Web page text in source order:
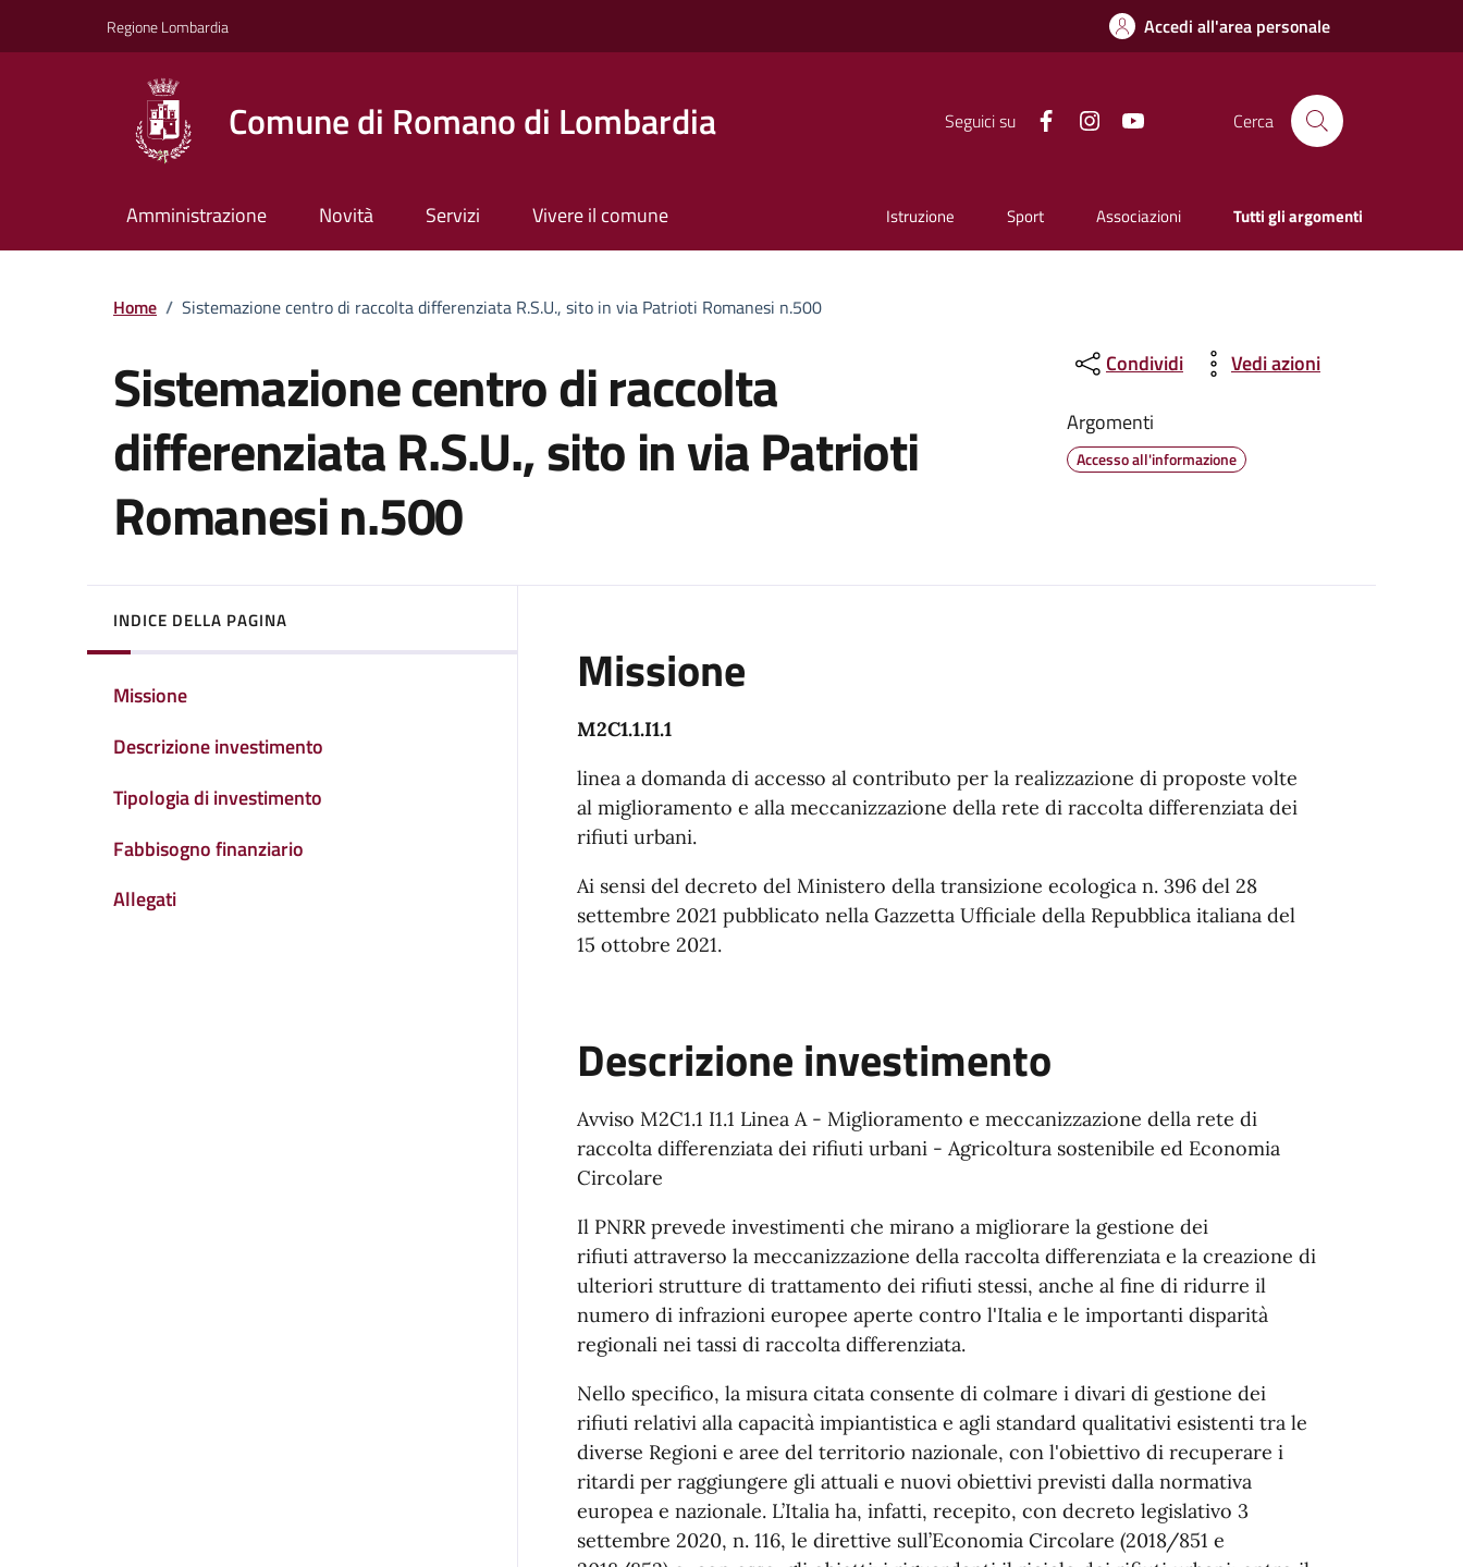
Regione Lombardia Accedi all'area personale
Comune di Romano di Lombardia Seguici su Facebook Instagram Cerca
Amministrazione Novità Servizi Vivere il comune Istruzione Sport Associazioni Tutti gli argomenti
Home / Sistemazione centro di raccolta differenziata R.S.U., sito in via Patrioti Romanesi n.500
Sistemazione centro di raccolta
differenziata R.S.U., sito in via Patrioti
Romanesi n.500
Condividi
Vedi azioni
Argomenti
Accesso all'informazione
INDICE DELLA PAGINA
Missione
Descrizione investimento
Tipologia di investimento
Fabbisogno finanziario
Allegati
Missione
M2C1.1.I1.1
linea a domanda di accesso al contributo per la realizzazione di proposte volte
al miglioramento e alla meccanizzazione della rete di raccolta differenziata dei
rifiuti urbani.
Ai sensi del decreto del Ministero della transizione ecologica n. 396 del 28
settembre 2021 pubblicato nella Gazzetta Ufficiale della Repubblica italiana del
15 ottobre 2021.
Descrizione investimento
Avviso M2C1.1 I1.1 Linea A - Miglioramento e meccanizzazione della rete di
raccolta differenziata dei rifiuti urbani - Agricoltura sostenibile ed Economia
Circolare
Il PNRR prevede investimenti che mirano a migliorare la gestione dei
rifiuti attraverso la meccanizzazione della raccolta differenziata e la creazione di
ulteriori strutture di trattamento dei rifiuti stessi, anche al fine di ridurre il
numero di infrazioni europee aperte contro l'Italia e le importanti disparità
regionali nei tassi di raccolta differenziata.
Nello specifico, la misura citata consente di colmare i divari di gestione dei
rifiuti relativi alla capacità impiantistica e agli standard qualitativi esistenti tra le
diverse Regioni e aree del territorio nazionale, con l'obiettivo di recuperare i
ritardi per raggiungere gli attuali e nuovi obiettivi previsti dalla normativa
europea e nazionale. L’Italia ha, infatti, recepito, con decreto legislativo 3
settembre 2020, n. 116, le direttive sull’Economia Circolare (2018/851 e